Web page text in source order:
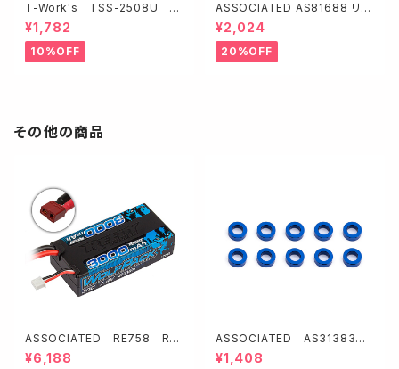
T-Work's TSS-2508U チ
タン製UFOソケットヘッドスクリ
ュー【2.5x8mm/10本入】
¥1,782
10%OFF
ASSOCIATED AS81688 リヤ
ギヤボックス【RC8B4.2・アジャ
スタブルデフハイト】
¥2,024
20%OFF
その他の商品
ASSOCIATED RE758 REE
DY WOLFパックLiPo 3000m
Ah 30C 7.4V Shorty【T型コ
¥6,188
ASSOCIATED AS31383
アルミ製ボールスタッドワッシャ
ー【ブルー/5.5x3.0x2.0 mm・1
¥1,408